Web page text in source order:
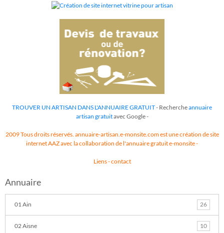
TROUVER UN ARTISAN DANS L'ANNUAIRE GRATUIT- Rechercheannuaire
artisan gratuitavec Google -
2009 Tous droits réservés. annuaire-artisan.e-monsite.com est une création de site
internet AAZ avec la collaboration de l'annuaire gratuite-monsite-
Liens-contact
Annuaire
01 Ain 26
02 Aisne 10